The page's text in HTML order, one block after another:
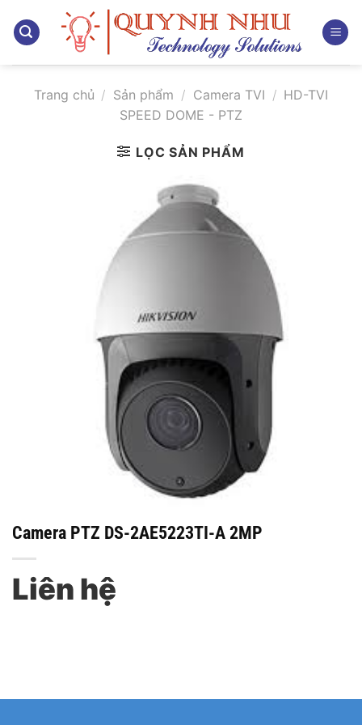
qua
dung
Trang chủ / Sản phẩm / Camera TVI / HD-TVI
SPEED DOME - PTZ
LỌC SẢN PHẨM
Camera PTZ DS-2AE5223TI-A 2MP
Liên hệ